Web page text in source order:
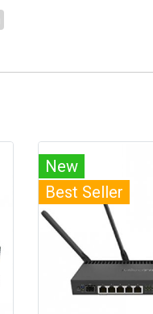
New
Best Seller